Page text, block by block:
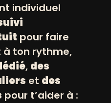
individuel
pour faire
ton rythme,
, des
et des
pour t’aider à :